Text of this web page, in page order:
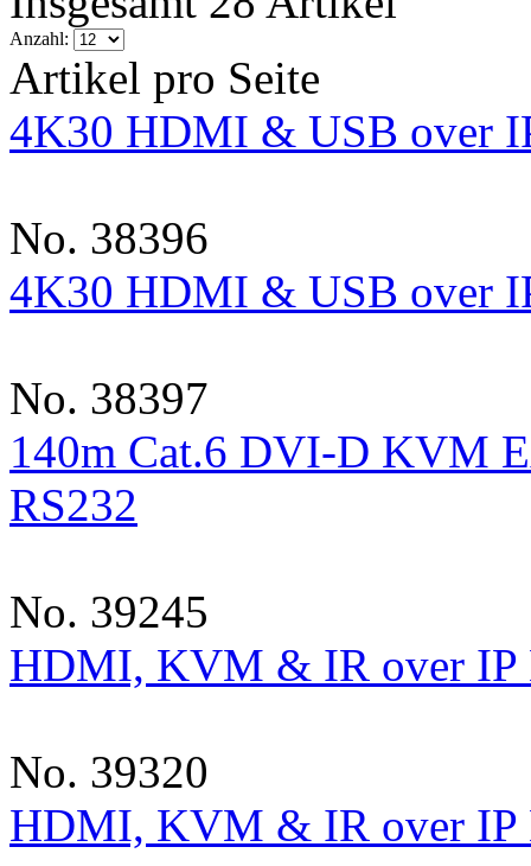
Anzahl:
Artikel pro Seite
4K30 HDMI & USB over
No. 38396
4K30 HDMI & USB over
No. 38397
140m Cat.6 DVI-D KVM
RS232
No. 39245
HDMI, KVM & IR over IP
No. 39320
HDMI, KVM & IR over IP